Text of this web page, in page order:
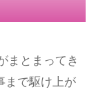
まとまってき
まで駆け上が